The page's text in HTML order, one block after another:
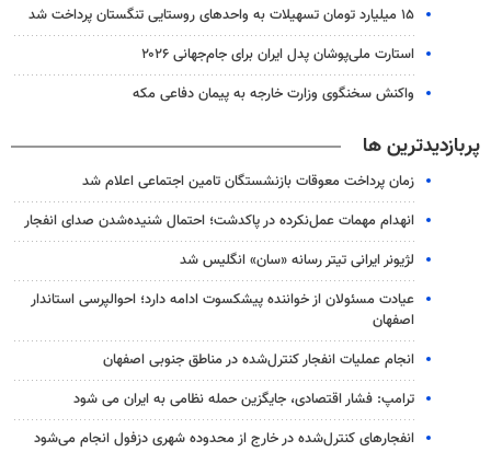
۱۵ میلیارد تومان تسهیلات به واحدهای روستایی تنگستان پرداخت شد
استارت ملی‌پوشان پدل ایران برای جام‌جهانی ۲۰۲۶
واکنش سخنگوی وزارت خارجه به پیمان دفاعی مکه
پربازدیدترین ها
زمان پرداخت معوقات بازنشستگان تامین اجتماعی اعلام شد
انهدام مهمات عمل‌نکرده در پاکدشت؛ احتمال شنیده‌شدن صدای انفجار
لژیونر ایرانی تیتر رسانه «سان» انگلیس شد
عیادت مسئولان از خواننده پیشکسوت ادامه دارد؛ احوالپرسی استاندار
اصفهان
انجام عملیات انفجار کنترل‌شده در مناطق جنوبی اصفهان
ترامپ: فشار اقتصادی، جایگزین حمله نظامی به ایران می شود
انفجارهای کنترل‌شده در خارج از محدوده شهری دزفول انجام می‌شود